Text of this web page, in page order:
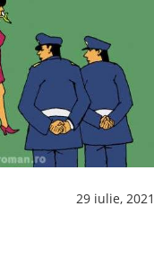
29 iulie, 2021